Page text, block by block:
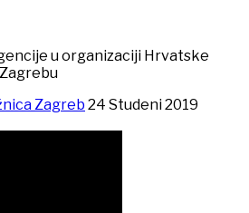
u organizaciji Hrvatske
Zagreb 24 Studeni 2019